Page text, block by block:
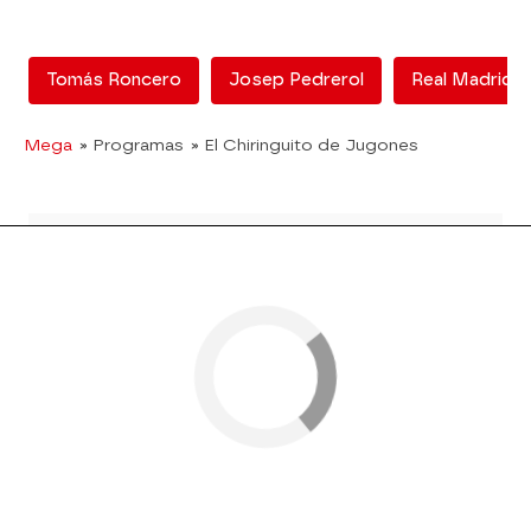
Tomás Roncero Josep Pedrerol Real Madrid
Mega » Programas » El Chiringuito de Jugones